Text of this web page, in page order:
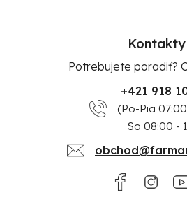
Kontakty
Potrebujete poradiť?
+421 918
(Po-Pia
So 08:00 -